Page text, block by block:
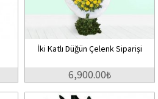
İki Katlı Düğün Çelenk Siparişi
6,900.00₺